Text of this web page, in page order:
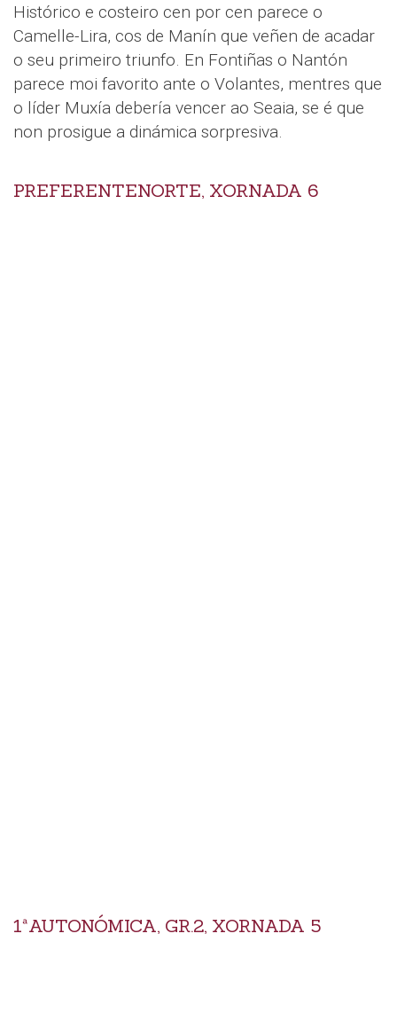
Histórico e costeiro cen por cen parece o
Camelle-Lira, cos de Manín que veñen de acadar
o seu primeiro triunfo. En Fontiñas o Nantón
parece moi favorito ante o Volantes, mentres que
o líder Muxía debería vencer ao Seaia, se é que
non prosigue a dinámica sorpresiva.
PREFERENTENORTE, XORNADA 6
1ªAUTONÓMICA, GR.2, XORNADA 5